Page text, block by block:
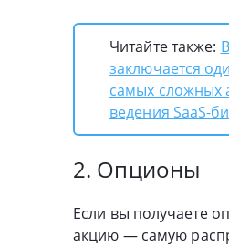
Читайте также:
заключается
самых сложных
ведения SaaS-
2. Опционы
Если вы получаете
акцию — самую